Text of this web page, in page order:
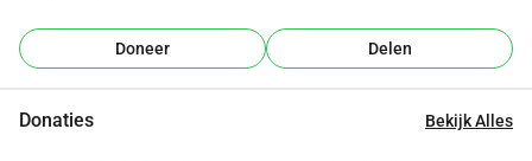
ken er die vreselijk lijden en ik zal alle mogelijke hulp
bieden, dat wil zeggen gebed, ondersteuning in hun
een kruisje of iets religieus.........Sand Eryzyld.........voor alle
Doneer Delen
Donaties Bekijk Alles